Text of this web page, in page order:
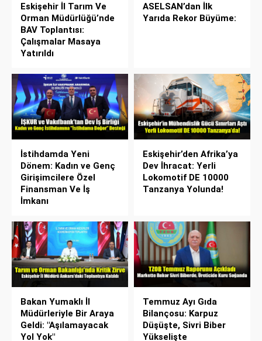
Eskişehir İl Tarım Ve
Orman Müdürlüğü’nde
BAV Toplantısı:
Çalışmalar Masaya
Yatırıldı
ASELSAN’dan İlk
Yarıda Rekor Büyüme:
İstihdamda Yeni
Dönem: Kadın ve Genç
Girişimcilere Özel
Finansman Ve İş
İmkanı
Eskişehir’den Afrika’ya
Dev İhracat: Yerli
Lokomotif DE 10000
Tanzanya Yolunda!
Bakan Yumaklı İl
Müdürleriyle Bir Araya
Geldi: "Aşılamayacak
Yol Yok"
Temmuz Ayı Gıda
Bilançosu: Karpuz
Düşüşte, Sivri Biber
Yükselişte